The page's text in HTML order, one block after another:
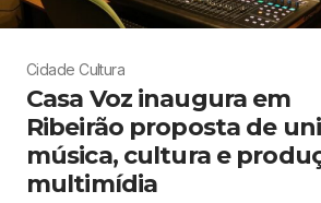
Cidade Cultura
Casa Voz inaugura em
Ribeirão proposta de
música, cultura e
multimídia